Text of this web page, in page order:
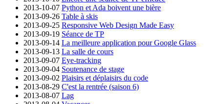
2013-10-07 Python et Ada boivent une bière
2013-09-26 Table à skis
2013-09-25 Responsive Web Design Made Easy
2013-09-19 Séance de TP
2013-09-14 La meilleure application pour Google Glass
2013-09-13 La salle de cours
2013-09-07 Eye-tracking
2013-09-04 Soutenance de stage
2013-09-02 Plaisirs et déplaisirs du code
2013-08-29 C'est la rentrée (saison 6)
2013-08-07 Lag